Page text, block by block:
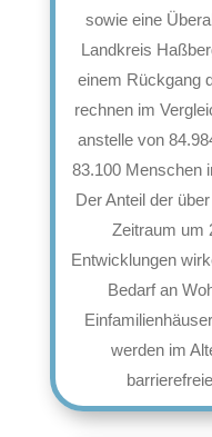
sowie eine
Landkreis
einem Rückgang
rechnen im
anstelle von
83.100 Menschen
Der Anteil der
Zeitraum um
Entwicklungen
Bedarf an
werden im